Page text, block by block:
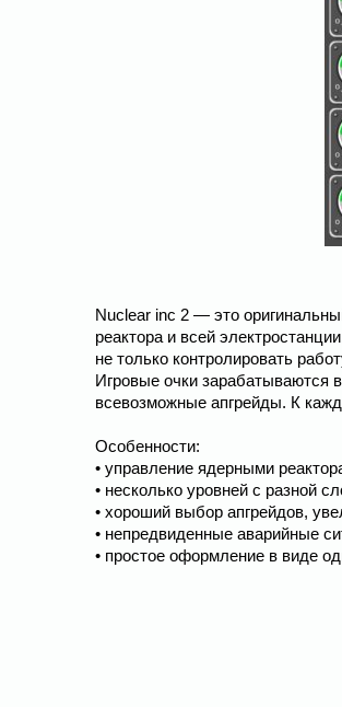
Nuclear inc 2 — это
реактора и всей
не только контролировать
Игровые очки зарабатываются
всевозможные апгрейды. К
Особенности:
• управление ядерными
• несколько уровней с разной
• хороший выбор апгрейдов,
• непредвиденные аварийные
• простое оформление в виде